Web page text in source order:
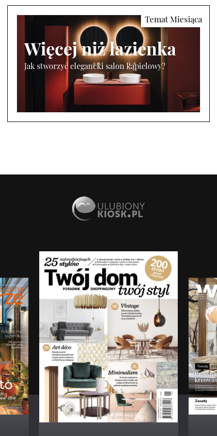
Więcej niż łazienka
Jak stworzyć elegancki salon kąpielowy?